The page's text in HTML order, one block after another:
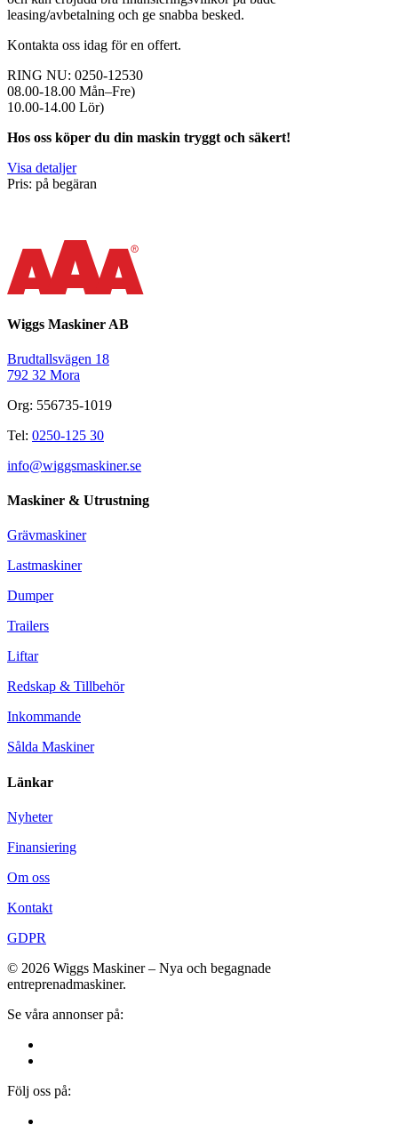
leasing/avbetalning och ge snabba besked.
Kontakta oss idag för en offert.
RING NU: 0250-12530
08.00-18.00 Mån–Fre)
10.00-14.00 Lör)
Hos oss köper du din maskin tryggt och säkert!
Visa detaljer
Pris: på begäran
Wiggs Maskiner AB
Brudtallsvägen 18
792 32 Mora
Org: 556735-1019
Tel: 0250-125 30
info@wiggsmaskiner.se
Maskiner & Utrustning
Grävmaskiner
Lastmaskiner
Dumper
Trailers
Liftar
Redskap & Tillbehör
Inkommande
Sålda Maskiner
Länkar
Nyheter
Finansiering
Om oss
Kontakt
GDPR
© 2026 Wiggs Maskiner – Nya och begagnade
entreprenadmaskiner.
Se våra annonser på:
Följ oss på: